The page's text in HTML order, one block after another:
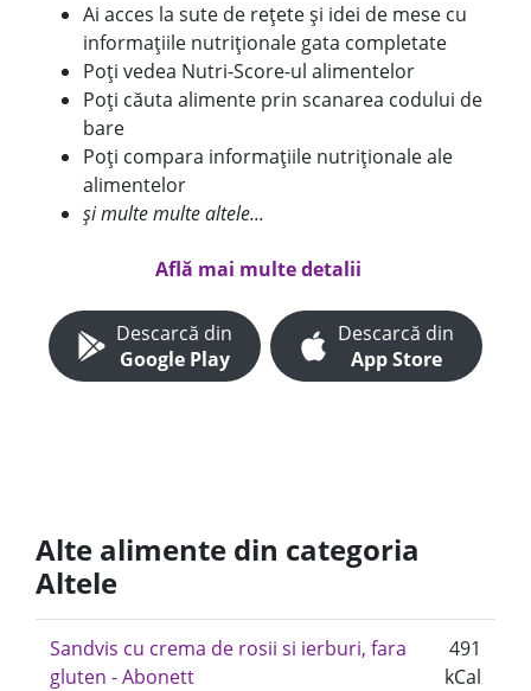
Ai acces la sute de rețete și idei de mese cu
informațiile nutriționale gata completate
Poți vedea Nutri-Score-ul alimentelor
Poți căuta alimente prin scanarea codului de
bare
Poți compara informațiile nutriționale ale
alimentelor
și multe multe altele...
Află mai multe detalii
Descarcă din
Google Play
Descarcă din
App Store
Alte alimente din categoria
Altele
Sandvis cu crema de rosii si ierburi, fara
gluten - Abonett
491
kCal